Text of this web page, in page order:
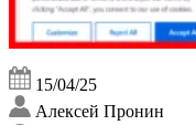
15/04/25
Алексей Пронин